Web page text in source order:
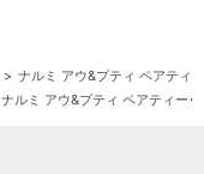
ナルミ アウ&プティ ペアティ
ナルミ アウ&プティ ペアティー･